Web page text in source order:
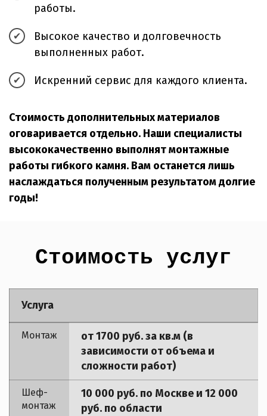
работы.
Высокое качество и долговечность
выполненных работ.
Искренний сервис для каждого клиента.
Стоимость дополнительных материалов
оговаривается отдельно. Наши специалисты
высококачественно выполнят монтажные
работы гибкого камня. Вам останется лишь
наслаждаться полученным результатом долгие
годы!
Стоимость услуг
Услуга
Монтаж
от 1700 руб. за кв.м (в
зависимости от объема и
сложности работ)
Шеф-
монтаж
10 000 руб. по Москве и 12 000
руб. по области